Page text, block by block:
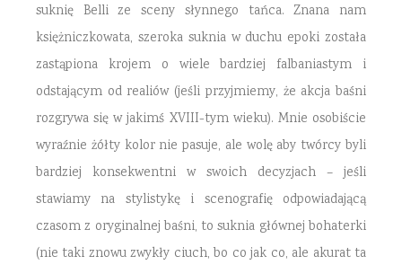
suknię Belli ze sceny słynnego tańca. Znana nam
księżniczkowata, szeroka suknia w duchu epoki została
zastąpiona krojem o wiele bardziej falbaniastym i
odstającym od realiów (jeśli przyjmiemy, że akcja baśni
rozgrywa się w jakimś XVIII-tym wieku). Mnie osobiście
wyraźnie żółty kolor nie pasuje, ale wolę aby twórcy byli
bardziej konsekwentni w swoich decyzjach – jeśli
stawiamy na stylistykę i scenografię odpowiadającą
czasom z oryginalnej baśni, to suknia głównej bohaterki
(nie taki znowu zwykły ciuch, bo co jak co, ale akurat ta